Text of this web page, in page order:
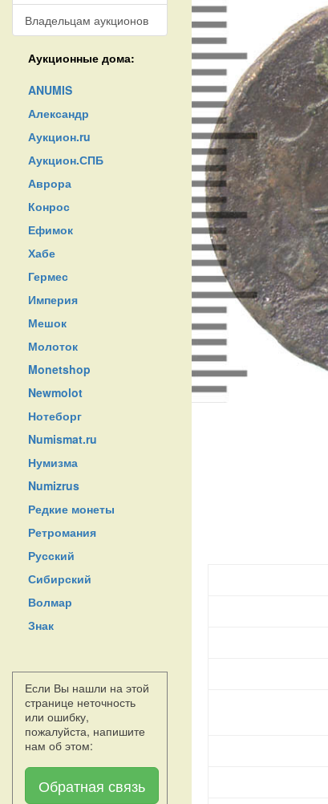
Владельцам аукционов
Аукционные дома:
ANUMIS
Александр
Аукцион.ru
Аукцион.СПБ
Аврора
Конрос
Ефимок
Хабе
Гермес
Империя
Мешок
Молоток
Monetshop
Newmolot
Нотеборг
Numismat.ru
Нумизма
Numizrus
Редкие монеты
Ретромания
Русский
Сибирский
Волмар
Знак
Если Вы нашли на этой
странице неточность
или ошибку,
пожалуйста, напишите
нам об этом:
Обратная связь